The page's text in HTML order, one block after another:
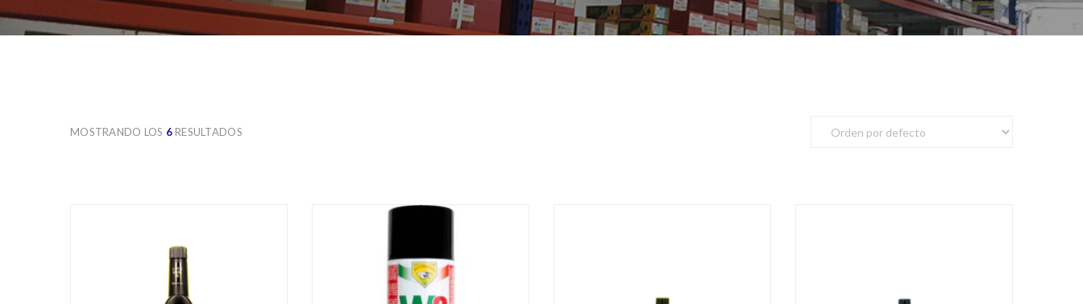
ERGOWELD
IMCOINSA
KARPA TOOLS
UNIAIR
VIRMA
MOSTRANDO LOS 6RESULTADOS